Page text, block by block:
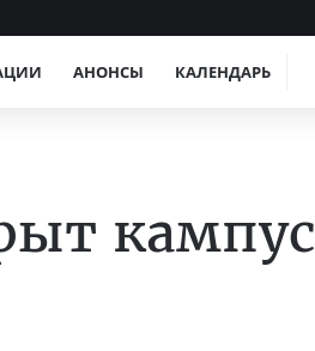
АНОНСЫ КАЛЕНДАРЬ
кампус